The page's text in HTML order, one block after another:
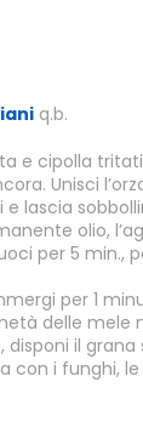
q.b.
e cipolla
Unisci
lascia
olio,
per 5 min.,
per 1
delle mele
il
con i funghi,